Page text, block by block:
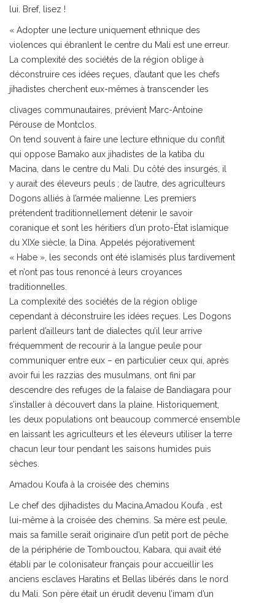
lui. Bref, lisez !
« Adopter une lecture uniquement ethnique des
violences qui ébranlent le centre du Mali est une erreur.
La complexité des sociétés de la région oblige à
déconstruire ces idées reçues, d’autant que les chefs
jihadistes cherchent eux-mêmes à transcender les
clivages communautaires, prévient Marc-Antoine
Pérouse de Montclos.
On tend souvent à faire une lecture ethnique du conflit
qui oppose Bamako aux jihadistes de la katiba du
Macina, dans le centre du Mali. Du côté des insurgés, il
y aurait des éleveurs peuls ; de l’autre, des agriculteurs
Dogons alliés à l’armée malienne. Les premiers
prétendent traditionnellement détenir le savoir
coranique et sont les héritiers d’un proto-État islamique
du XIXe siècle, la Dina. Appelés péjorativement
« Habe », les seconds ont été islamisés plus tardivement
et n’ont pas tous renoncé à leurs croyances
traditionnelles.
La complexité des sociétés de la région oblige
cependant à déconstruire les idées reçues. Les Dogons
parlent d’ailleurs tant de dialectes qu’il leur arrive
fréquemment de recourir à la langue peule pour
communiquer entre eux – en particulier ceux qui, après
avoir fui les razzias des musulmans, ont fini par
descendre des refuges de la falaise de Bandiagara pour
s’installer à découvert dans la plaine. Historiquement,
les deux populations ont beaucoup commercé ensemble
en laissant les agriculteurs et les éleveurs utiliser la terre
chacun leur tour pendant les saisons humides puis
sèches.
Amadou Koufa à la croisée des chemins
Le chef des djihadistes du Macina,Amadou Koufa , est
lui-même à la croisée des chemins. Sa mère est peule,
mais sa famille serait originaire d’un petit port de pêche
de la périphérie de Tombouctou, Kabara, qui avait été
établi par le colonisateur français pour accueillir les
anciens esclaves Haratins et Bellas libérés dans le nord
du Mali. Son père était un érudit devenu l’imam d’un